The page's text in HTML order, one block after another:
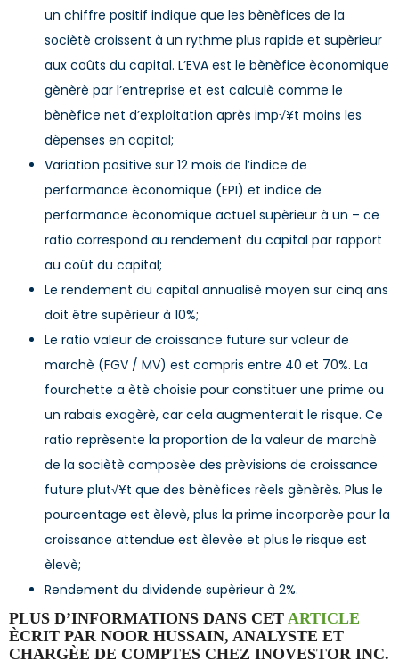
un chiffre positif indique que les bènèfices de la
sociètè croissent à un rythme plus rapide et supèrieur
aux coûts du capital. L’EVA est le bènèfice èconomique
gènèrè par l’entreprise et est calculè comme le
bènèfice net d’exploitation après imp√¥t moins les
dèpenses en capital;
Variation positive sur 12 mois de l’indice de
performance èconomique (EPI) et indice de
performance èconomique actuel supèrieur à un – ce
ratio correspond au rendement du capital par rapport
au coût du capital;
Le rendement du capital annualisè moyen sur cinq ans
doit être supèrieur à 10%;
Le ratio valeur de croissance future sur valeur de
marchè (FGV / MV) est compris entre 40 et 70%. La
fourchette a ètè choisie pour constituer une prime ou
un rabais exagèrè, car cela augmenterait le risque. Ce
ratio reprèsente la proportion de la valeur de marchè
de la sociètè composèe des prèvisions de croissance
future plut√¥t que des bènèfices rèels gènèrès. Plus le
pourcentage est èlevè, plus la prime incorporèe pour la
croissance attendue est èlevèe et plus le risque est
èlevè;
Rendement du dividende supèrieur à 2%.
PLUS D’INFORMATIONS DANS CET ARTICLE
ÈCRIT PAR NOOR HUSSAIN, ANALYSTE ET
CHARGÈE DE COMPTES CHEZ INOVESTOR INC.